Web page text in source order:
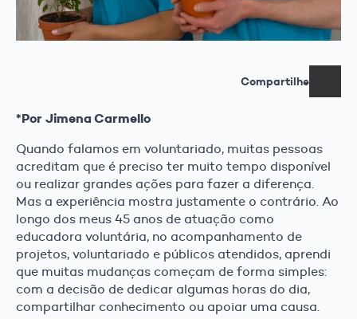
Compartilhe
*Por Jimena Carmello
Quando falamos em voluntariado, muitas pessoas
acreditam que é preciso ter muito tempo disponível
ou realizar grandes ações para fazer a diferença.
Mas a experiência mostra justamente o contrário. Ao
longo dos meus 45 anos de atuação como
educadora voluntária, no acompanhamento de
projetos, voluntariado e públicos atendidos, aprendi
que muitas mudanças começam de forma simples:
com a decisão de dedicar algumas horas do dia,
compartilhar conhecimento ou apoiar uma causa.